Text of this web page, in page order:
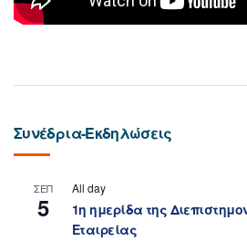
Συνέδρια-Εκδηλώσεις
ΣΕΠ
5
All day
1η ημερίδα της
Εταιρείας